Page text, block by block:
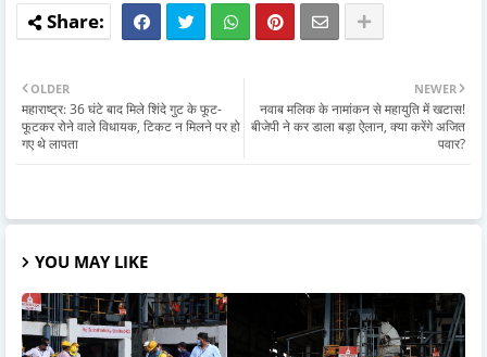
NEWER
नवाब मल‍िक के नामांकन से महायु‍त‍ि में खटास!
बीजेपी ने कर डाला बड़ा ऐलान, क्‍या करेंगे अज‍ित
पवार?
OLDER
महाराष्ट्र: 36 घंटे बाद मिले शिंदे गुट के फूट-
फूटकर रोने वाले विधायक, टिकट न मिलने पर हो
गए थे लापता
YOU MAY LIKE